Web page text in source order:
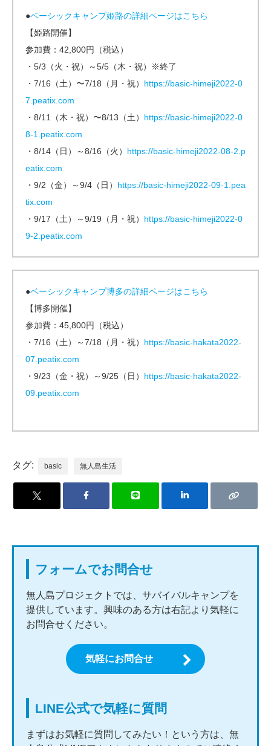
●ベーシックキャンプ姫路の詳細ページはこちら
【姫路開催】
参加費：42,800円（税込）
・5/3（火・祝）～5/5（木・祝）※終了
・7/16（土）〜7/18（月・祝） https://basic-himeji2022-0
7.peatix.com
・8/11（木・祝）〜8/13（土） https://basic-himeji2022-0
8-1.peatix.com
・8/14（日）～8/16（火） https://basic-himeji2022-08-2.p
eatix.com
・9/2（金）～9/4（日） https://basic-himeji2022-09-1.pea
tix.com
・9/17（土）～9/19（月・祝） https://basic-himeji2022-0
9-2.peatix.com
●ベーシックキャンプ博多の詳細ページはこちら
【博多開催】
参加費：45,800円（税込）
・7/16（土）～7/18（月・祝） https://basic-hakata2022-
07.peatix.com
・9/23（金・祝）～9/25（日） https://basic-hakata2022-
09.peatix.com
タグ: basic 無人島生活
フォームでお問合せ
無人島プロジェクトでは、サバイバルキャンプを
提供しています。興味のある方は右記より気軽に
お問合せください。
気軽にお問合せ
LINE公式で気軽に質問
まずはお気軽に質問してみたい！という方は、無